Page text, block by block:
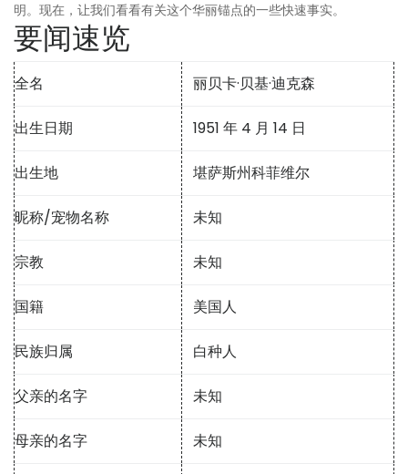
明。现在，让我们看看有关这个华丽锚点的一些快速事实。
要闻速览
全名 丽贝卡·贝基·迪克森
出生日期 1951 年 4 月 14 日
出生地 堪萨斯州科菲维尔
昵称/宠物名称 未知
宗教 未知
国籍 美国人
民族归属 白种人
父亲的名字 未知
母亲的名字 未知